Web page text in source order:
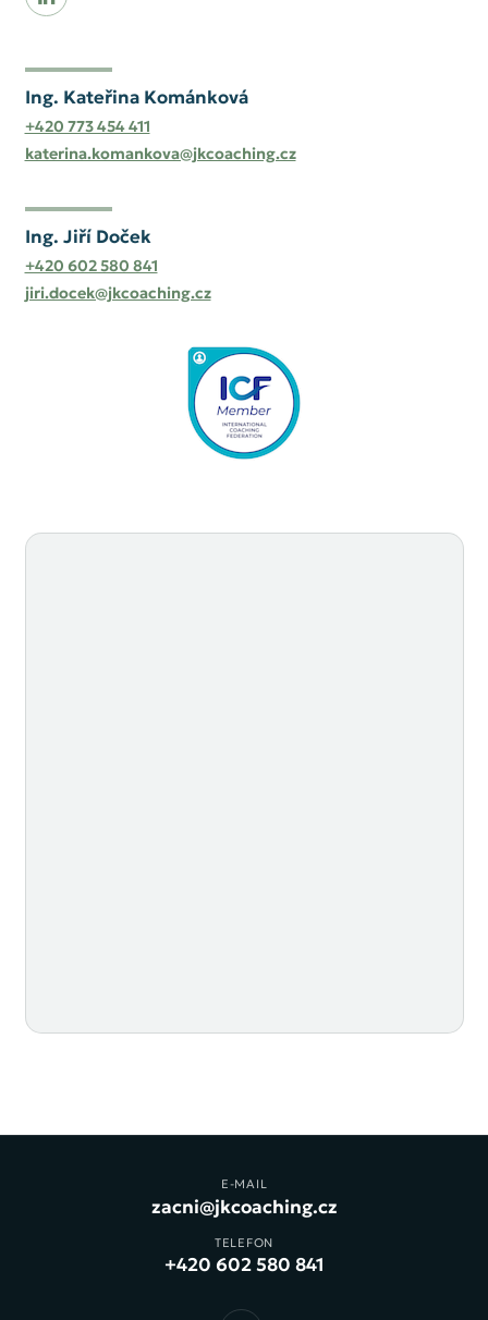
Úvod
Průběh a typy spolupráce
Ing. Kateřina Kománková
+420 773 454 411
katerina.komankova@jkcoaching.cz
Ing. Jiří Doček
+420 602 580 841
jiri.docek@jkcoaching.cz
E-MAIL
zacni@jkcoaching.cz
TELEFON
+420 602 580 841